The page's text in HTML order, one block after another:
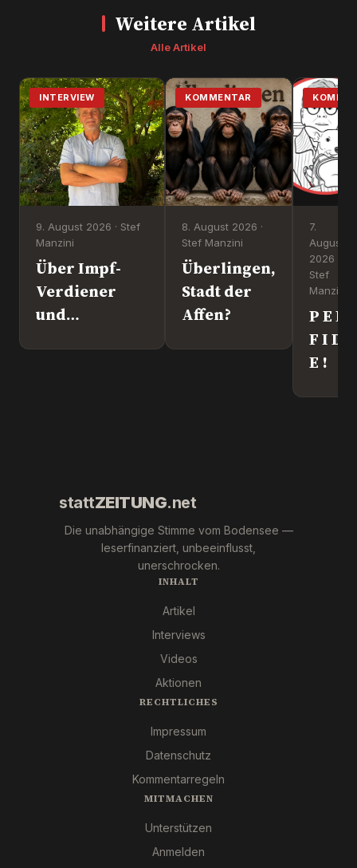
Weitere Artikel
Alle Artikel
INTERVIEW
9. August 2026 · Stef
Manzini
Über Impf-
Verdiener
und
KOMMENTAR
8. August 2026 ·
Stef Manzini
Überlingen,
Stadt der
Affen?
7.
August
2026 ·
Stef
Manzini
P E R
F I D
E !
stattZEITUNG.net
Die unabhängige Stimme vom Bodensee —
leserfinanziert, unbeeinflusst,
unerschrocken.
INHALT
Artikel
Interviews
Videos
Aktionen
RECHTLICHES
Impressum
Datenschutz
Kommentarregeln
MITMACHEN
Unterstützen
Anmelden